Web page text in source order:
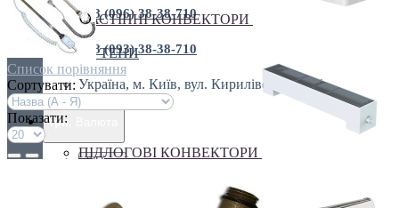
+38 (096) 38-38-710
+38 (093) 38-38-710
Україна, м. Київ, вул. Кирилівська, 160А
грн.
€ Euro
НАСТІННІ КОНВЕКТОРИ
ПІДЛОГОВІ КОНВЕКТОРИ
ТЕНИ
Список порівняння
Сортувати:
Показати: